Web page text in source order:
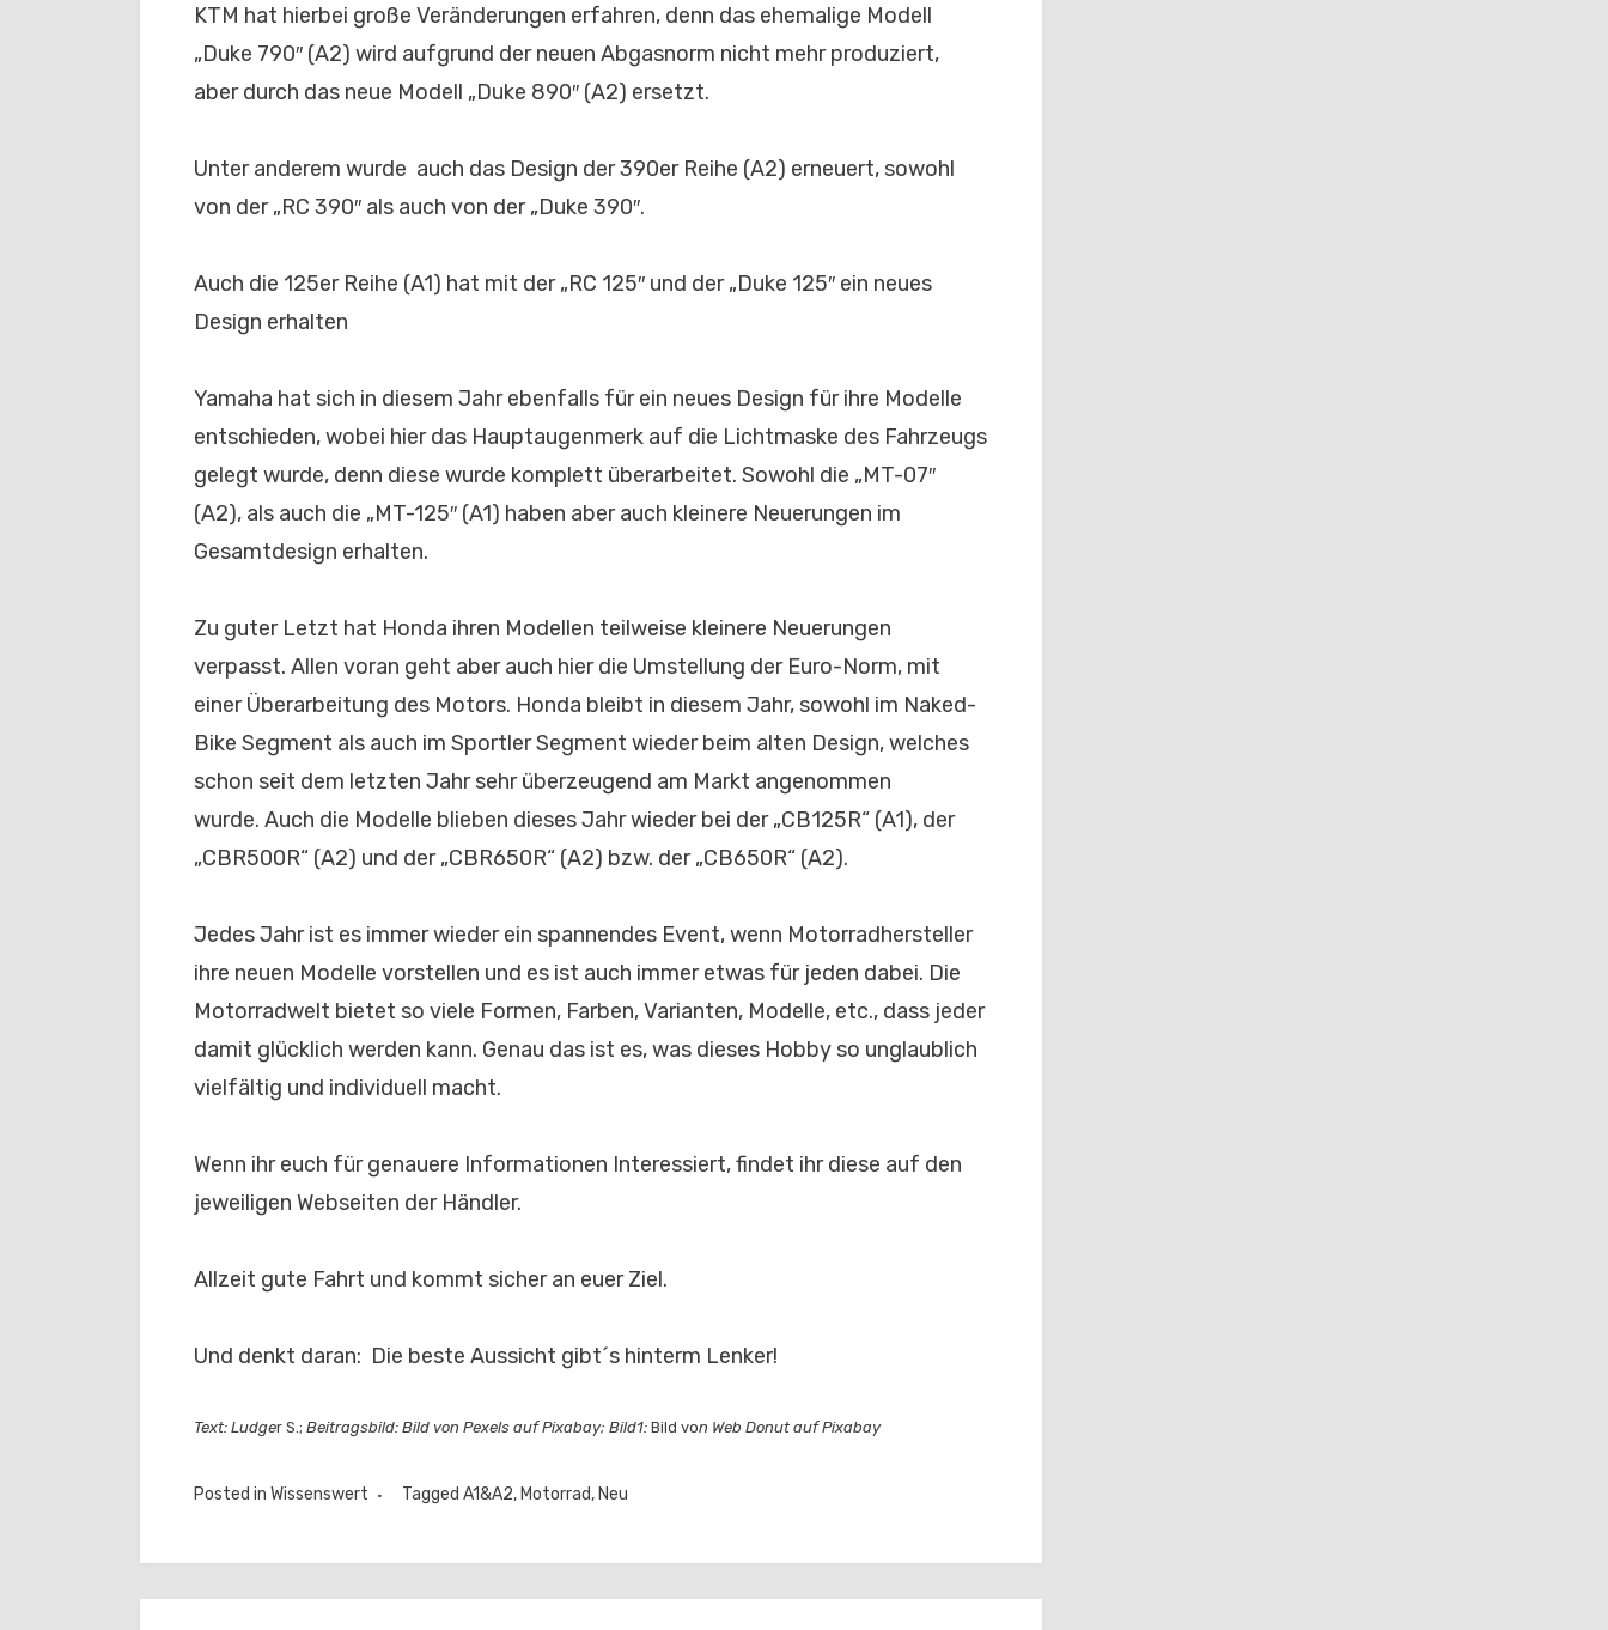
KTM hat hierbei große Veränderungen erfahren, denn das ehemalige Modell
„Duke 790″ (A2) wird aufgrund der neuen Abgasnorm nicht mehr produziert,
aber durch das neue Modell „Duke 890″ (A2) ersetzt.
Unter anderem wurde auch das Design der 390er Reihe (A2) erneuert, sowohl
von der „RC 390″ als auch von der „Duke 390″.
Auch die 125er Reihe (A1) hat mit der „RC 125″ und der „Duke 125″ ein neues
Design erhalten
Yamaha hat sich in diesem Jahr ebenfalls für ein neues Design für ihre Modelle
entschieden, wobei hier das Hauptaugenmerk auf die Lichtmaske des Fahrzeugs
gelegt wurde, denn diese wurde komplett überarbeitet. Sowohl die „MT-07″
(A2), als auch die „MT-125″ (A1) haben aber auch kleinere Neuerungen im
Gesamtdesign erhalten.
Zu guter Letzt hat Honda ihren Modellen teilweise kleinere Neuerungen
verpasst. Allen voran geht aber auch hier die Umstellung der Euro-Norm, mit
einer Überarbeitung des Motors. Honda bleibt in diesem Jahr, sowohl im Naked-
Bike Segment als auch im Sportler Segment wieder beim alten Design, welches
schon seit dem letzten Jahr sehr überzeugend am Markt angenommen
wurde. Auch die Modelle blieben dieses Jahr wieder bei der „CB125R“ (A1), der
„CBR500R“ (A2) und der „CBR650R“ (A2) bzw. der „CB650R“ (A2).
Jedes Jahr ist es immer wieder ein spannendes Event, wenn Motorradhersteller
ihre neuen Modelle vorstellen und es ist auch immer etwas für jeden dabei. Die
Motorradwelt bietet so viele Formen, Farben, Varianten, Modelle, etc., dass jeder
damit glücklich werden kann. Genau das ist es, was dieses Hobby so unglaublich
vielfältig und individuell macht.
Wenn ihr euch für genauere Informationen Interessiert, findet ihr diese auf den
jeweiligen Webseiten der Händler.
Allzeit gute Fahrt und kommt sicher an euer Ziel.
Und denkt daran: Die beste Aussicht gibt´s hinterm Lenker!
Text: Ludger S.; Beitragsbild: Bild von Pexels auf Pixabay; Bild1: Bild von Web Donut auf Pixabay
Posted in Wissenswert Tagged A1&A2, Motorrad, Neu